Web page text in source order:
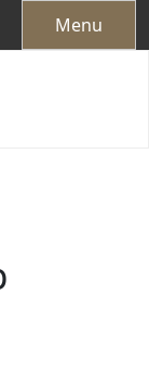
Menu